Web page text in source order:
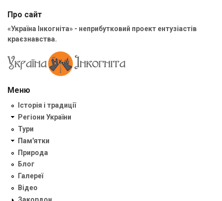
Про сайт
«Україна Інкогніта» - неприбутковий проект ентузіастів
краєзнавства.
Меню
Історія і традиції
Регіони України
Тури
Пам'ятки
Природа
Блог
Галереї
Відео
Закордон